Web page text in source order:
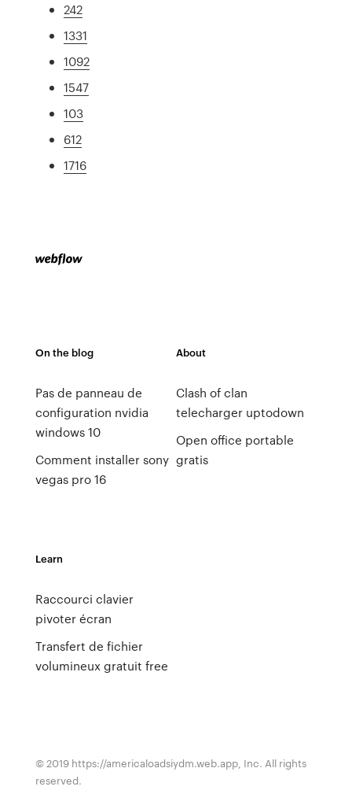
242
1331
1092
1547
103
612
1716
On the blog
Pas de panneau de
configuration nvidia
windows 10
Comment installer sony
vegas pro 16
About
Clash of clan
telecharger uptodown
Open office portable
gratis
Learn
Raccourci clavier
pivoter écran
Transfert de fichier
volumineux gratuit free
© 2019 https://americaloadsiydm.web.app, Inc. All rights
reserved.